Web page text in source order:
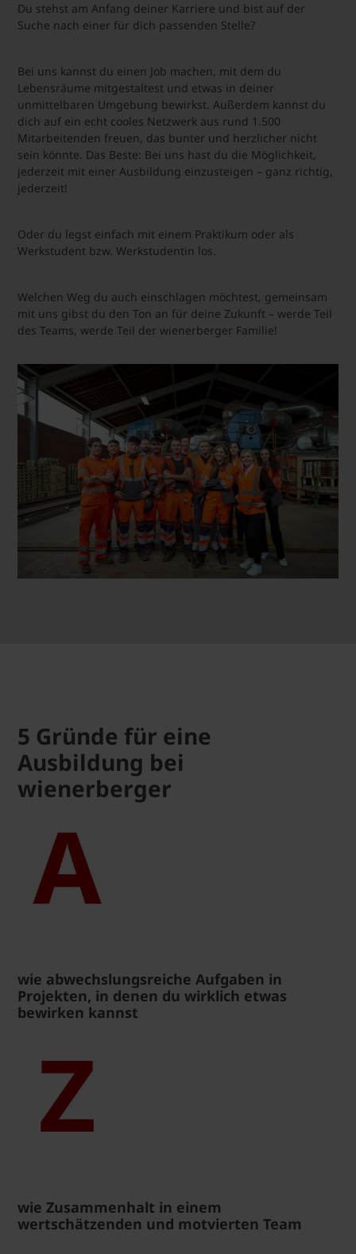
Du stehst am Anfang deiner Karriere und bist auf der
Suche nach einer für dich passenden Stelle?
Bei uns kannst du einen Job machen, mit dem du
Lebensräume mitgestaltest und etwas in deiner
unmittelbaren Umgebung bewirkst. Außerdem kannst du
dich auf ein echt cooles Netzwerk aus rund 1.500
Mitarbeitenden freuen, das bunter und herzlicher nicht
sein könnte. Das Beste: Bei uns hast du die Möglichkeit,
jederzeit mit einer Ausbildung einzusteigen – ganz richtig,
jederzeit!
Oder du legst einfach mit einem Praktikum oder als
Werkstudent bzw. Werkstudentin los.
Welchen Weg du auch einschlagen möchtest, gemeinsam
mit uns gibst du den Ton an für deine Zukunft – werde Teil
des Teams, werde Teil der wienerberger Familie!
5 Gründe für eine
Ausbildung bei
wienerberger
wie abwechslungsreiche Aufgaben in
Projekten, in denen du wirklich etwas
bewirken kannst
wie Zusammenhalt in einem
wertschätzenden und motvierten Team